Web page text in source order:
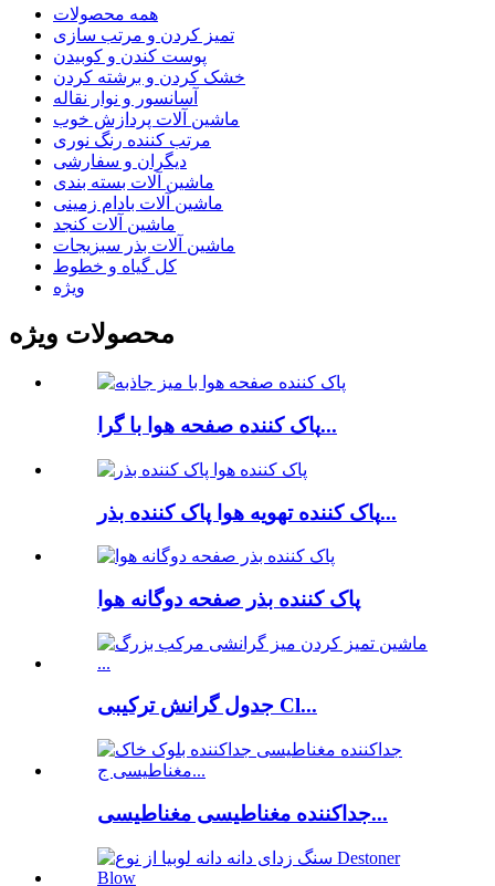
همه محصولات
تمیز کردن و مرتب سازی
پوست کندن و کوبیدن
خشک کردن و برشته کردن
آسانسور و نوار نقاله
ماشین آلات پردازش خوب
مرتب کننده رنگ نوری
دیگران و سفارشی
ماشین آلات بسته بندی
ماشین آلات بادام زمینی
ماشین آلات کنجد
ماشین آلات بذر سبزیجات
کل گیاه و خطوط
ویژه
محصولات ویژه
پاک کننده صفحه هوا با گرا...
پاک کننده تهویه هوا پاک کننده بذر...
پاک کننده بذر صفحه دوگانه هوا
جدول گرانش ترکیبی Cl...
جداکننده مغناطیسی مغناطیسی...